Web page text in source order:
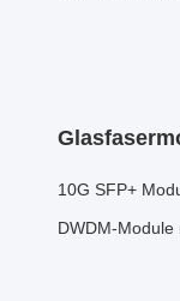
10G SFP+
DWDM-